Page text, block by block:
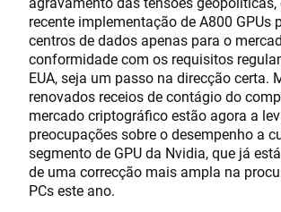
recente implementação de A800 GPUs
centros de dados apenas para o
conformidade com os requisitos
EUA, seja um passo na direcção certa.
renovados receios de contágio do
mercado criptográfico estão agora a
preocupações sobre o desempenho a
segmento de GPU da Nvidia, que já
de uma correcção mais ampla na
PCs este ano.